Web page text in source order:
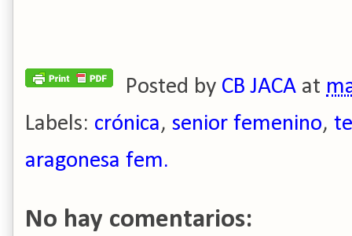
Posted by CB JACA at
Labels: crónica, senior femenino,
aragonesa fem.
No hay comentarios: